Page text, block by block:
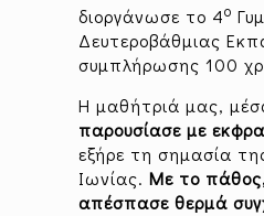
διοργάνωσε το 4ο
Δευτεροβάθμιας
συμπλήρωσης 100
Η μαθήτριά μας,
παρουσίασε με
εξήρε τη σημασία
Ιωνίας.Με το
απέσπασε θερμά